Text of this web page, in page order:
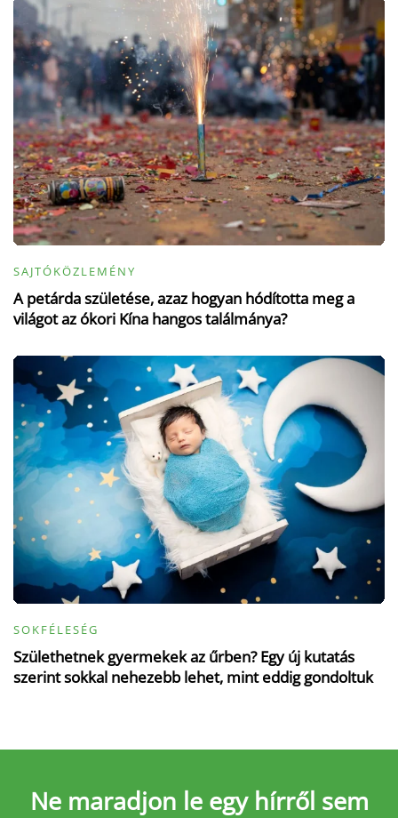
SAJTÓKÖZLEMÉNY
A petárda születése, azaz hogyan hódította meg a
világot az ókori Kína hangos találmánya?
SOKFÉLESÉG
Születhetnek gyermekek az űrben? Egy új kutatás
szerint sokkal nehezebb lehet, mint eddig gondoltuk
Ne maradjon le egy hírről sem